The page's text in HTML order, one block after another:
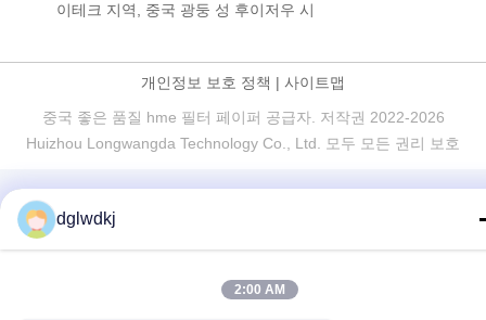
이테크 지역, 중국 광둥 성 후이저우 시
개인정보 보호 정책 | 사이트맵
중국 좋은 품질 hme 필터 페이퍼 공급자. 저작권 2022-2026
Huizhou Longwangda Technology Co., Ltd. 모두 모든 권리 보호
dglwdkj
2:00 AM